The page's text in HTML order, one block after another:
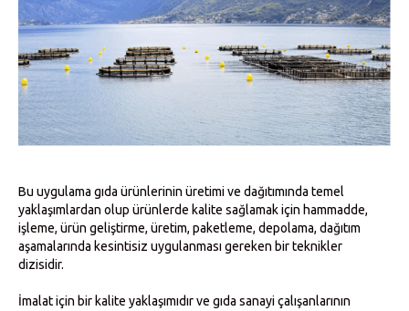
Bu uygulama gıda ürünlerinin üretimi ve dağıtımında temel
yaklaşımlardan olup ürünlerde kalite sağlamak için hammadde,
işleme, ürün geliştirme, üretim, paketleme, depolama, dağıtım
aşamalarında kesintisiz uygulanması gereken bir teknikler
dizisidir.
İmalat için bir kalite yaklaşımıdır ve gıda sanayi çalışanlarının